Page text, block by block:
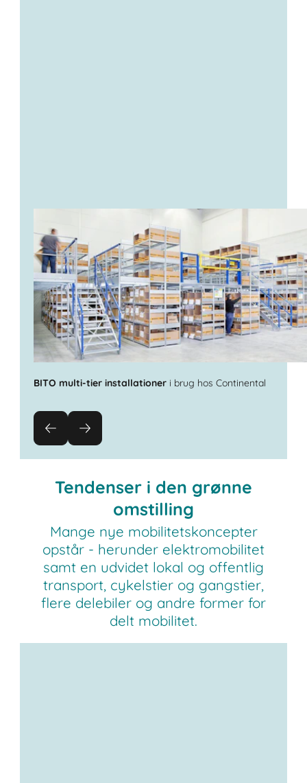
BITO multi-tier installationer i brug hos Continental
Tendenser i den grønne
omstilling
Mange nye mobilitetskoncepter
opstår - herunder elektromobilitet
samt en udvidet lokal og offentlig
transport, cykelstier og gangstier,
flere delebiler og andre former for
delt mobilitet.